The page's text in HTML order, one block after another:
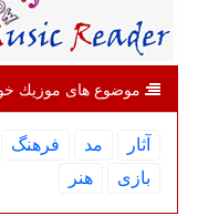
موضوع های موزیك
آثار مد فرهنگ
بازی
هنر